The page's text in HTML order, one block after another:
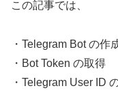
この記事では、
・Telegram Bot の作
・Bot Token の取得
・Telegram User ID